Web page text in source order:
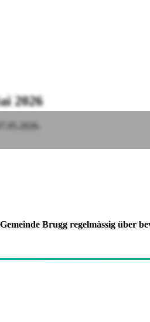
2026
07.05.2026
Brugg regelmässig über